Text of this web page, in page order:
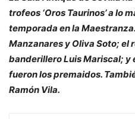
trofeos ‘Oros Taurinos’ a lo
temporada en la
Manzanares y Oliva Soto; el
banderillero Luis Mariscal; y
fueron los premaidos.
Ramón Vila.